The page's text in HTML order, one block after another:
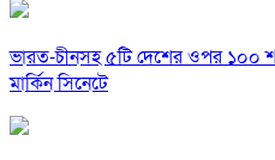
ভারত-চীনসহ ৫টি দেশের ওপর ১০০
মার্কিন সিনেটে